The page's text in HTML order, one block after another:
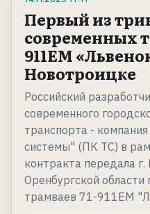
Первый из
современных
911ЕМ
Новотроицке
Российский
современного
транспорта -
системы" (ПК ТС) в
контракта передала
Оренбургской
трамваев 71-911ЕМ